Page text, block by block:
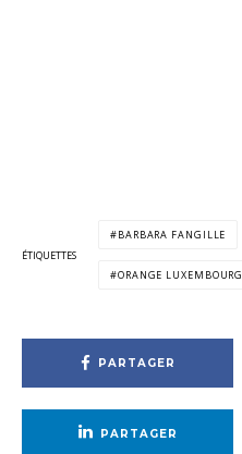
ÉTIQUETTES
BARBARA FANGILLE
ORANGE LUXEMBOURG
PARTAGER
PARTAGER